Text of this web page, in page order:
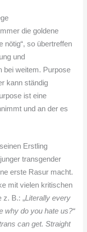
die goldene
nötig“, so übertreffen
und
bei weitem. Purpose
kann ständig
ist eine
und an der es
Erstling
transgender
erste Rasur macht.
mit vielen kritischen
z. B.: „Literally every
why do you hate us?“
can get.Straight